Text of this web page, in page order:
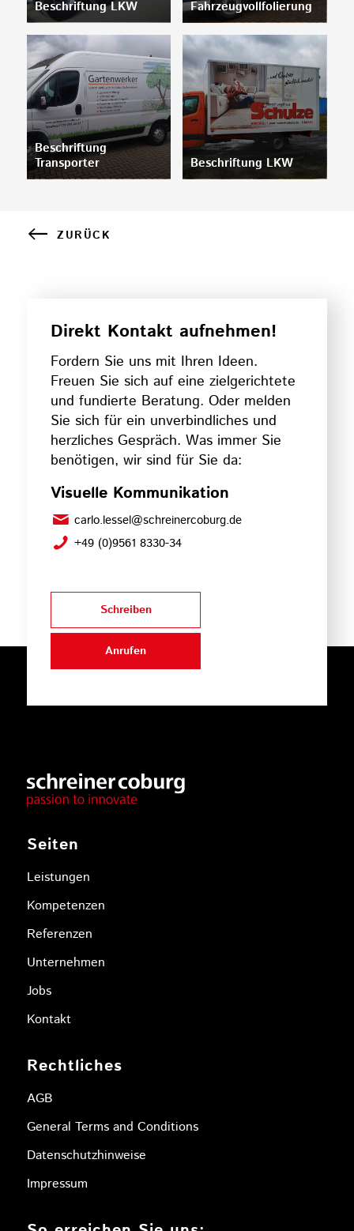
Beschriftung LKW Fahrzeugvollfolierung
Beschriftung
Transporter
Beschriftung LKW
ZURÜCK
Direkt Kontakt aufnehmen!
Fordern Sie uns mit Ihren Ideen.
Freuen Sie sich auf eine zielgerichtete
und fundierte Beratung. Oder melden
Sie sich für ein unverbindliches und
herzliches Gespräch. Was immer Sie
benötigen, wir sind für Sie da:
Visuelle Kommunikation
carlo.lessel@schreinercoburg.de
+49 (0)9561 8330-34
Schreiben
Anrufen
Seiten
Leistungen
Kompetenzen
Referenzen
Unternehmen
Jobs
Kontakt
Rechtliches
AGB
General Terms and Conditions
Datenschutzhinweise
Impressum